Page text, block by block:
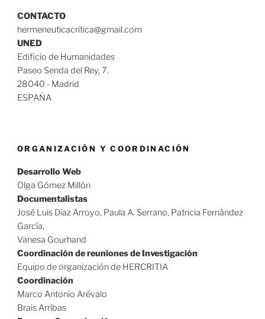
CONTACTO
hermeneuticacritica@gmail.com
UNED
Edificio de Humanidades
Paseo Senda del Rey, 7.
28040 - Madrid
ESPAÑA
ORGANIZACIÓN Y COORDINACIÓN
Desarrollo Web
Olga Gómez Millón
Documentalistas
José Luis Díaz Arroyo, Paula A. Serrano, Patricia Fernández
García,
Vanesa Gourhand
Coordinación de reuniones de Investigación
Equipo de organización de HERCRITIA
Coordinación
Marco Antonio Arévalo
Brais Arribas